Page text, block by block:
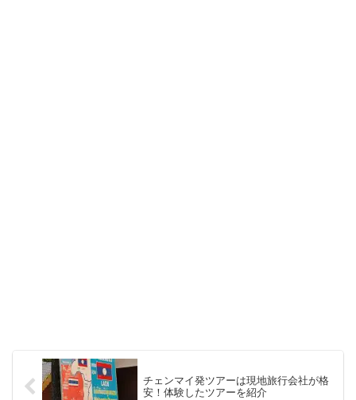
チェンマイ発ツアーは現地旅行会社が格
安！体験したツアーを紹介